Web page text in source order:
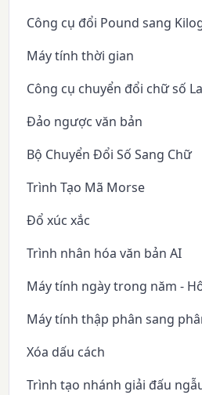
Công cụ đổi Pound sang
Máy tính thời gian
Công cụ chuyển đổi chữ số
Đảo ngược văn bản
Bộ Chuyển Đổi Số Sang Chữ
Trình Tạo Mã Morse
Đổ xúc xắc
Trình nhân hóa văn bản AI
Máy tính ngày trong năm -
Máy tính thập phân sang
Xóa dấu cách
Trình tạo nhánh giải đấu